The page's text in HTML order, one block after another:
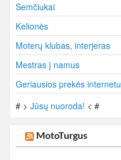
Semčiukai
Kelionės
Moterų klubas, interjeras
Mestras į namus
Geriausios prekės internetu
# > Jūsų nuoroda! < #
MotoTurgus